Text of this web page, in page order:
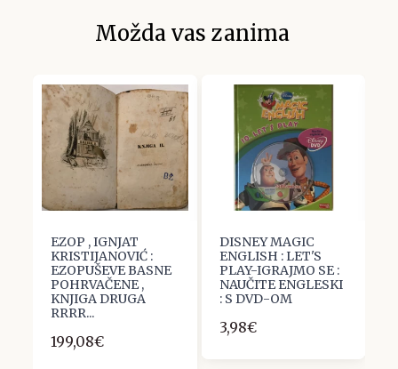
Možda vas zanima
EZOP , IGNJAT
KRISTIJANOVIĆ :
EZOPUŠEVE BASNE
POHRVAČENE ,
KNJIGA DRUGA
RRRR...
199,08€
DISNEY MAGIC
ENGLISH : LET'S
PLAY-IGRAJMO SE :
NAUČITE ENGLESKI
: S DVD-OM
3,98€